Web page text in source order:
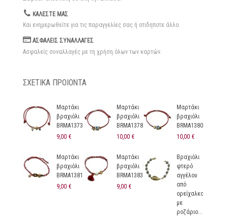
ΚΑΛΕΣΤΕ ΜΑΣ
Και ενημερωθείτε για τις παραγγελίες σας ή οτιδηποτε άλλο.
ΑΣΦΑΛΕΙΣ ΣΥΝΑΛΛΑΓΕΣ
Ασφαλείς συναλλαγές με τη χρήση όλων των καρτών.
ΣΧΕΤΙΚΑ ΠΡΟΙΟΝΤΑ
Μαρτάκι
βραχιόλι
BRMA1373
9,00 €
Μαρτάκι
βραχιόλι
BRMA1378
10,00 €
Μαρτάκι
βραχιόλι
BRMA1380
10,00 €
Μαρτάκι
βραχιόλι
BRMA1381
9,00 €
Μαρτάκι
βραχιόλι
BRMA1383
9,00 €
Βραχιόλι
φτερό
αγγέλου
από
ορείχαλκο
με
ροζάριο...